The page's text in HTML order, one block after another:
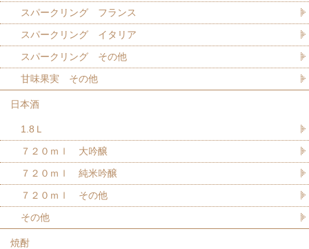
スパークリング フランス
スパークリング イタリア
スパークリング その他
甘味果実 その他
日本酒
1.8Ｌ
７２０ｍｌ 大吟醸
７２０ｍｌ 純米吟醸
７２０ｍｌ その他
その他
焼酎